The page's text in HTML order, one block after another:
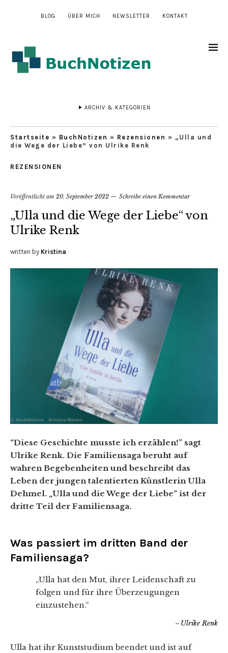
BLOG ÜBER MICH NEWSLETTER KONTAKT
ARCHIV & KATEGORIEN
Startseite » BuchNotizen » Rezensionen » „Ulla und
die Wege der Liebe“ von Ulrike Renk
REZENSIONEN
Veröffentlicht am 20. September 2022 Schreibe einen Kommentar
„Ulla und die Wege der Liebe“ von
Ulrike Renk
written by Kristina
“Diese Geschichte musste ich erzählen!” sagt
Ulrike Renk. Die Familiensaga beruht auf
wahren Begebenheiten und beschreibt das
Leben der jungen talentierten Künstlerin Ulla
Dehmel. „Ulla und die Wege der Liebe“ ist der
dritte Teil der Familiensaga.
Was passiert im dritten Band der
Familiensaga?
„Ulla hat den Mut, ihrer Leidenschaft zu
folgen und für ihre Überzeugungen
einzustehen.“
Ulrike Renk
Ulla hat ihr Kunststudium beendet und ist auf